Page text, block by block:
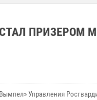
ПРИЗЕРОМ
Управления